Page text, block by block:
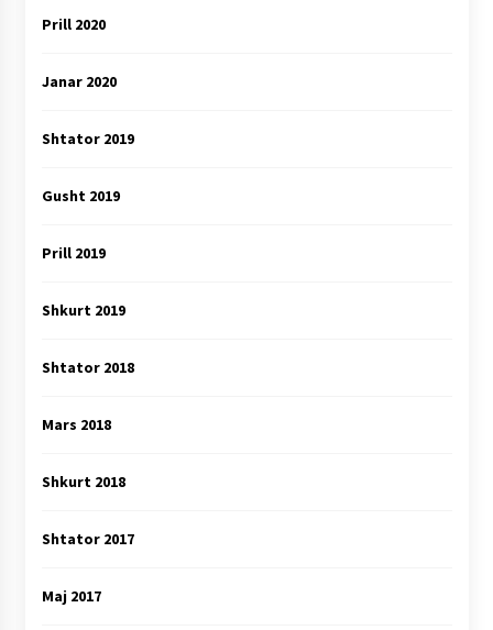
Prill 2020
Janar 2020
Shtator 2019
Gusht 2019
Prill 2019
Shkurt 2019
Shtator 2018
Mars 2018
Shkurt 2018
Shtator 2017
Maj 2017